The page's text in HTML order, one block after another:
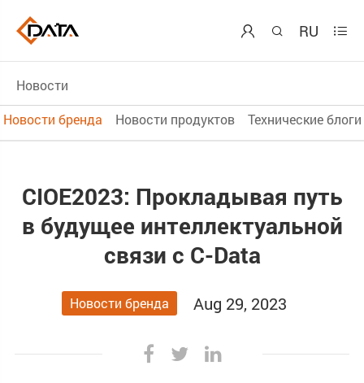
  RU 
Новости
Новости бренда
Новости продуктов Технические блоги
CIOE2023: Прокладывая путь
в будущее интеллектуальной
связи с C-Data
Новости бренда Aug 29, 2023